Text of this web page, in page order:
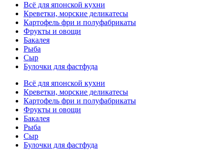
Всё для японской кухни
Креветки, морские деликатесы
Картофель фри и полуфабрикаты
Фрукты и овощи
Бакалея
Рыба
Сыр
Булочки для фастфуда
Всё для японской кухни
Креветки, морские деликатесы
Картофель фри и полуфабрикаты
Фрукты и овощи
Бакалея
Рыба
Сыр
Булочки для фастфуда